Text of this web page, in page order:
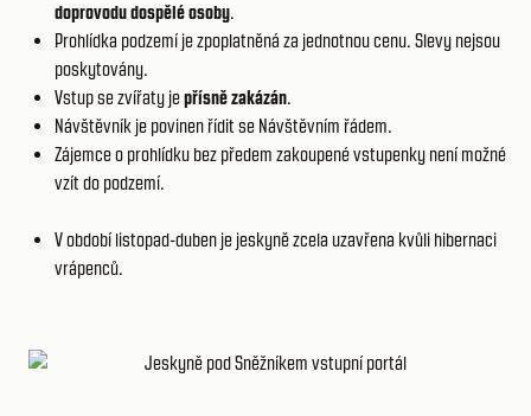
doprovodu dospělé osoby.
Prohlídka podzemí je zpoplatněná za jednotnou cenu. Slevy nejsou
poskytovány.
Vstup se zvířaty jepřísně zakázán.
Návštěvník je povinen řídit se Návštěvním řádem.
Zájemce o prohlídku bez předem zakoupené vstupenky není možné
vzít do podzemí.
V období listopad-duben je jeskyně zcela uzavřena kvůli hibernaci
vrápenců.